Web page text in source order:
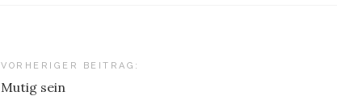
Beitragsnavigation
VORHERIGER BEITRAG:
Mutig sein